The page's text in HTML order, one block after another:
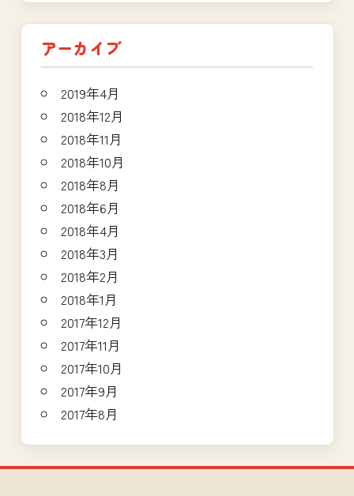
アーカイブ
2019年4月
2018年12月
2018年11月
2018年10月
2018年8月
2018年6月
2018年4月
2018年3月
2018年2月
2018年1月
2017年12月
2017年11月
2017年10月
2017年9月
2017年8月